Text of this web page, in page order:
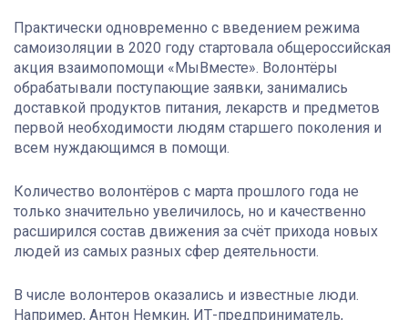
Практически одновременно с введением режима
самоизоляции в 2020 году стартовала общероссийская
акция взаимопомощи «МыВместе». Волонтёры
обрабатывали поступающие заявки, занимались
доставкой продуктов питания, лекарств и предметов
первой необходимости людям старшего поколения и
всем нуждающимся в помощи.
Количество волонтёров с марта прошлого года не
только значительно увеличилось, но и качественно
расширился состав движения за счёт прихода новых
людей из самых разных сфер деятельности.
В числе волонтеров оказались и известные люди.
Например, Антон Немкин, ИТ-предприниматель,